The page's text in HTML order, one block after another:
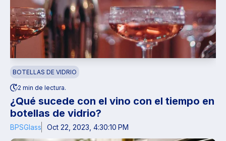
BOTELLAS DE VIDRIO
2 min de lectura.
¿Qué sucede con el vino con el tiempo en
botellas de vidrio?
BPSGlass Oct 22, 2023, 4:30:10 PM